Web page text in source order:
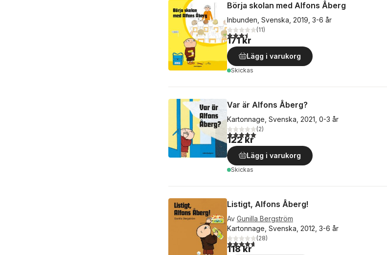
Börja skolan med Alfons Åberg
Inbunden, Svenska, 2019, 3-6 år
3,5utav 5 stjärnor. Totalt antal röster:
(11)
171 kr
Lägg i varukorg
Skickas
Var är Alfons Åberg?
Kartonnage, Svenska, 2021, 0-3 år
5,0utav 5 stjärnor. Totalt antal röster:
(2)
122 kr
Lägg i varukorg
Skickas
Listigt, Alfons Åberg!
Av Gunilla Bergström
Kartonnage, Svenska, 2012, 3-6 år
4,7utav 5 stjärnor. Totalt antal röster:
(28)
118 kr